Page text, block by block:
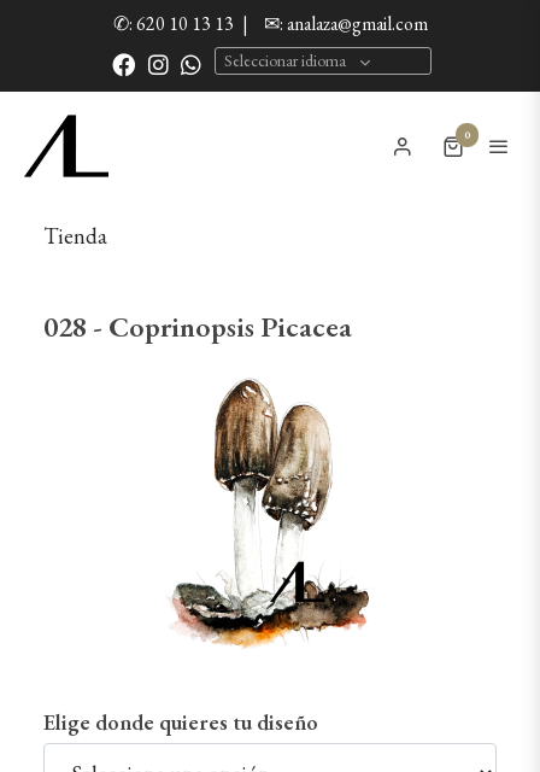
✆: 620 10 13 13 | ✉: analaza@gmail.com
Seleccionar idioma
0
Tienda
028 - Coprinopsis Picacea
Elige donde quieres tu diseño